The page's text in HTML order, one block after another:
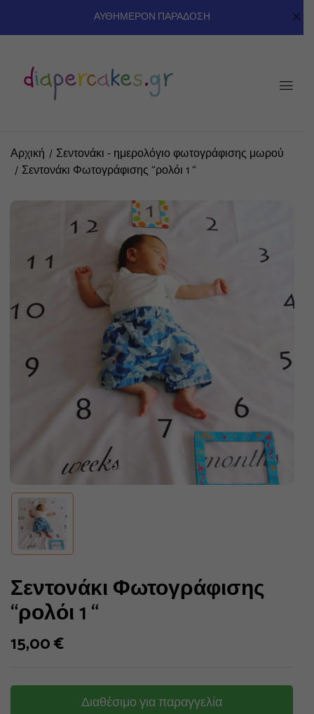
ΑΥΘΗΜΕΡΟΝ ΠΑΡΑΔΟΣΗ
Αρχική
Σεντονάκι - ημερολόγιο φωτογράφισης μωρού
Σεντονάκι Φωτογράφισης “ρολόι 1 “
Σεντονάκι Φωτογράφισης
“ρολόι 1 “
15,00€
Διαθέσιμο για παραγγελία